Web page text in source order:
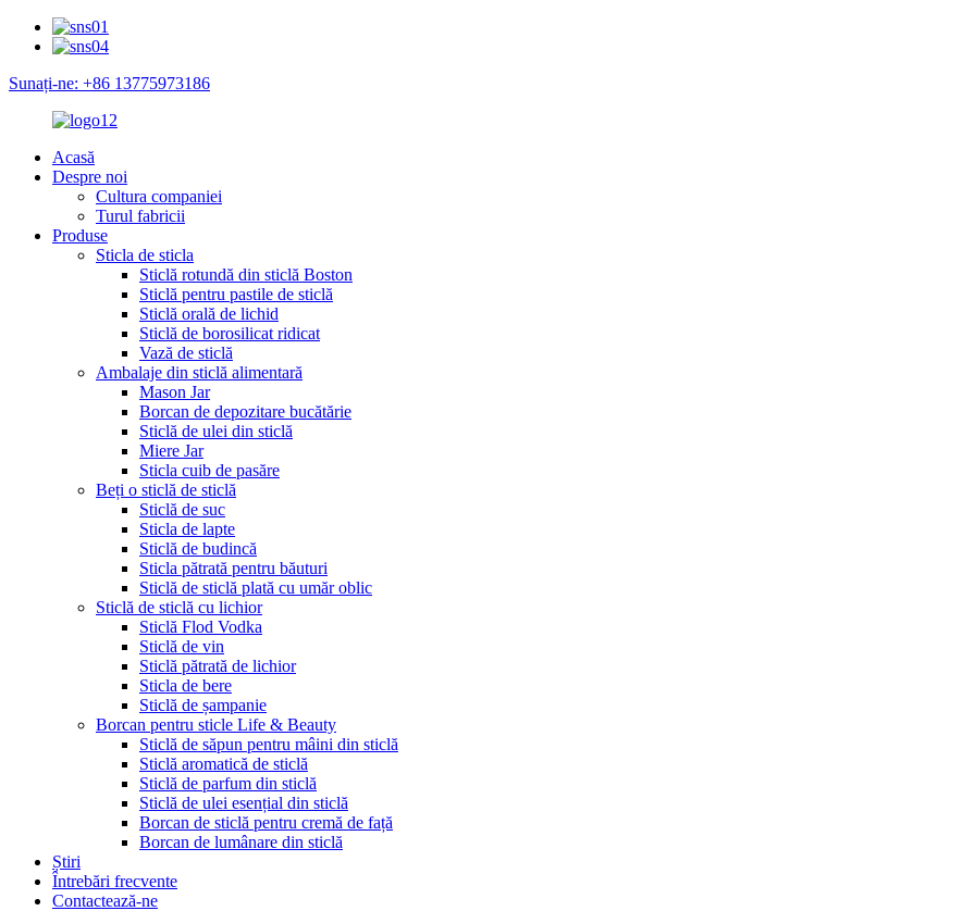
Sunați-ne: +86 13775973186
Acasă
Despre noi
Cultura companiei
Turul fabricii
Produse
Sticla de sticla
Sticlă rotundă din sticlă Boston
Sticlă pentru pastile de sticlă
Sticlă orală de lichid
Sticlă de borosilicat ridicat
Vază de sticlă
Ambalaje din sticlă alimentară
Mason Jar
Borcan de depozitare bucătărie
Sticlă de ulei din sticlă
Miere Jar
Sticla cuib de pasăre
Beți o sticlă de sticlă
Sticlă de suc
Sticla de lapte
Sticlă de budincă
Sticla pătrată pentru băuturi
Sticlă de sticlă plată cu umăr oblic
Sticlă de sticlă cu lichior
Sticlă Flod Vodka
Sticlă de vin
Sticlă pătrată de lichior
Sticla de bere
Sticlă de șampanie
Borcan pentru sticle Life & Beauty
Sticlă de săpun pentru mâini din sticlă
Sticlă aromatică de sticlă
Sticlă de parfum din sticlă
Sticlă de ulei esențial din sticlă
Borcan de sticlă pentru cremă de față
Borcan de lumânare din sticlă
Știri
Întrebări frecvente
Contactează-ne